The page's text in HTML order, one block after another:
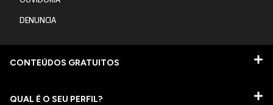
DENUNCIA
CONTEÚDOS GRATUITOS
QUAL É O SEU PERFIL?